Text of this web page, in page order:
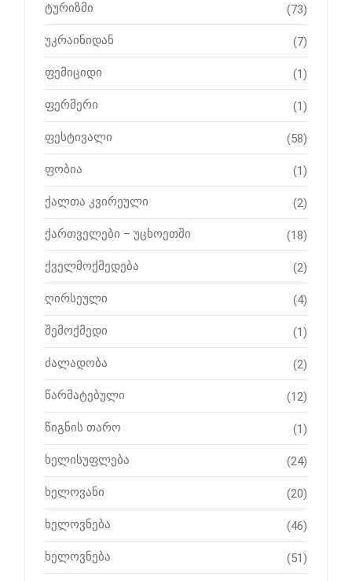
ტურიზმი (73)
უკრაინიდან (7)
ფემიციდი (1)
ფერმერი (1)
ფესტივალი (58)
ფობია (1)
ქალთა კვირეული (2)
ქართველები – უცხოეთში (18)
ქველმოქმედება (2)
ღირსეული (4)
შემოქმედი (1)
ძალადობა (2)
წარმატებული (12)
წიგნის თარო (1)
ხელისუფლება (24)
ხელოვანი (20)
ხელოვნება (46)
ხელოვნება (51)